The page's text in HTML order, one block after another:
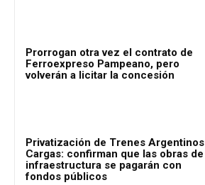
Prorrogan otra vez el contrato de
Ferroexpreso Pampeano, pero
volverán a licitar la concesión
Privatización de Trenes Argentinos
Cargas: confirman que las obras de
infraestructura se pagarán con
fondos públicos